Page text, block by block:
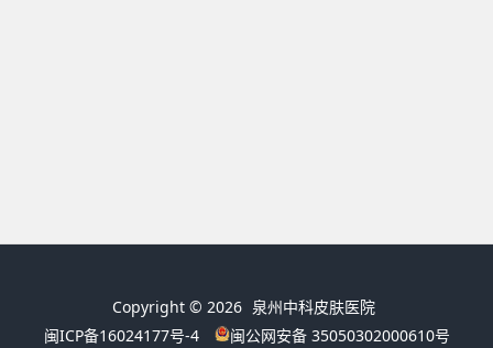
Copyright © 2026 泉州中科皮肤医院
闽ICP备16024177号-4
闽公网安备 35050302000610号